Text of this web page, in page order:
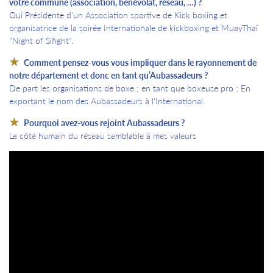
Oui Présidente d'un Association sportive de Kick boxing et
organisatrice de la soirée Internationale de kickboxing et MuayThaï
"Night of Sifight".
Comment pensez-vous vous impliquer dans le rayonnement de
notre département et donc en tant qu’Aubassadeurs ?
De part les organisations de boxe ; en tant que boxeuse pro ; En
exportant le nom des Aubassadeurs à l'International.
Pourquoi avez-vous rejoint Aubassadeurs ?
Le côté humain du réseau semblable à mes valeurs